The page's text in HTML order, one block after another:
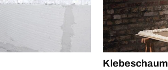
Klebeschaum